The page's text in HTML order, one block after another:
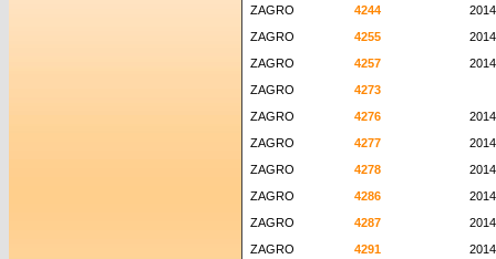
ZAGRO
4244
2014
ZAGRO
4255
2014
ZAGRO
4257
2014
ZAGRO
4273
ZAGRO
4276
2014
ZAGRO
4277
2014
ZAGRO
4278
2014
ZAGRO
4286
2014
ZAGRO
4287
2014
ZAGRO
4291
2014